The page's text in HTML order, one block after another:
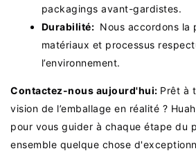
packagings avant-gardistes.
Durabilité: Nous accordons la
matériaux et processus
l’environnement.
Contactez-nous aujourd'hui: Prêt à
vision de l’emballage en réalité ?
pour vous guider à chaque étape du
ensemble quelque chose